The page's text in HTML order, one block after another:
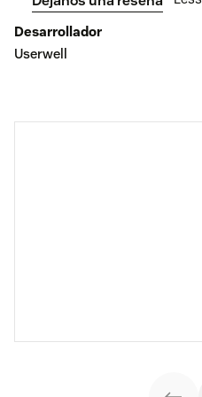
Desarrollador
Userwell